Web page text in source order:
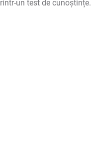
un test de cunoștințe.